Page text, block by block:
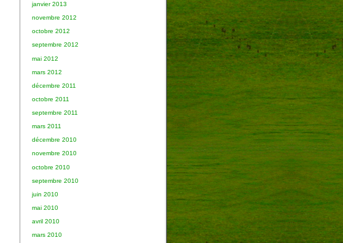
janvier 2013
novembre 2012
octobre 2012
septembre 2012
mai 2012
mars 2012
décembre 2011
octobre 2011
septembre 2011
mars 2011
décembre 2010
novembre 2010
octobre 2010
septembre 2010
juin 2010
mai 2010
avril 2010
mars 2010